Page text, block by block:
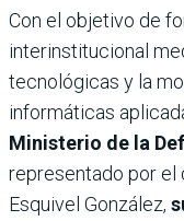
Con el objetivo de
interinstitucional
tecnológicas y la
informáticas
Ministerio de la
representado por el
Esquivel González,